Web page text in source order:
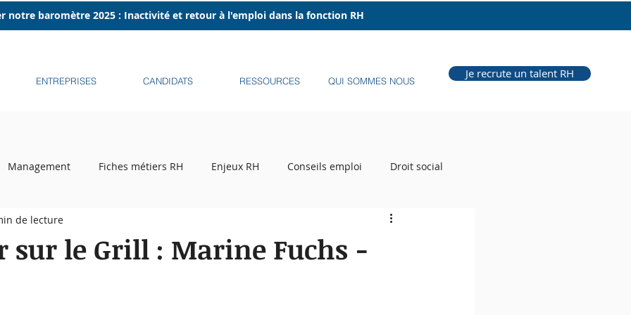
notre baromètre 2025 : Inactivité et retour à l'emploi dans la fonction RH
ENTREPRISES CANDIDATS RESSOURCES QUI SOMMES NOUS
Je recrute un talent RH
Management Fiches métiers RH Enjeux RH Conseils emploi Droit social
Auteur RH
sur le Grill : Marine Fuchs -
de lecture